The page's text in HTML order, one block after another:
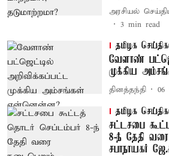
அரசியல்
3 min read
தமிழக
வேளாண்
முக்கிய
தினத்தந்தி 06
தமிழக
சட்டசபை
8-ந் தேதி
சபாநாயகர்